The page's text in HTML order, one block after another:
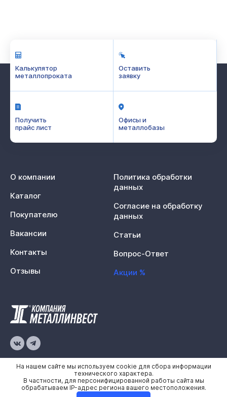
Калькулятор
металлопроката
Оставить
заявку
Получить
прайс лист
Офисы и
металлобазы
© 2026 «Металлинвест»
Политика конфиденциальности
О компании
Каталог
Покупателю
Вакансии
Контакты
Отзывы
Политика обработки
данных
Согласие на обработку
данных
Статьи
Вопрос-Ответ
Акции %
На нашем сайте мы используем cookie для сбора информации
технического характера.
В частности, для персонифицированной работы сайта мы
обрабатываем IP-адрес региона вашего местоположения.